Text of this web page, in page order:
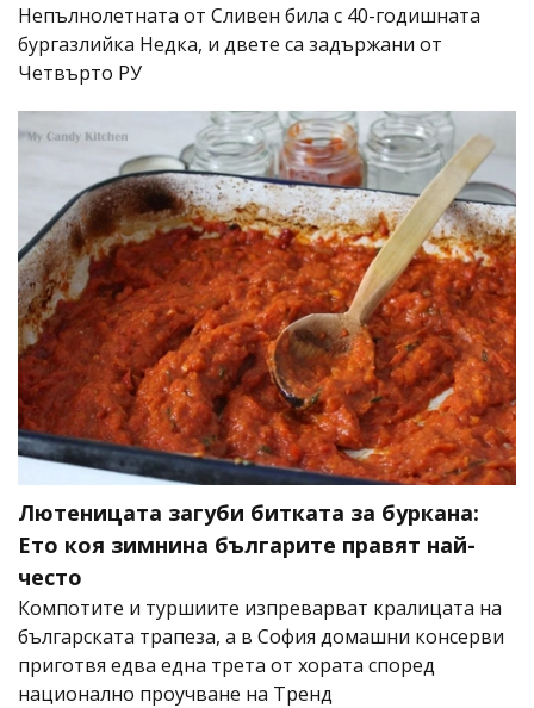
Непълнолетната от Сливен била с 40-годишната
бургазлийка Недка, и двете са задържани от
Четвърто РУ
Лютеницата загуби битката за буркана:
Ето коя зимнина българите правят най-
често
Компотите и туршиите изпреварват кралицата на
българската трапеза, а в София домашни консерви
приготвя едва една трета от хората според
национално проучване на Тренд